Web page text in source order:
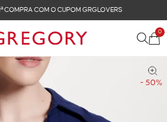
COMPRA COM O CUPOM GRGLOVERS
0
- 50%